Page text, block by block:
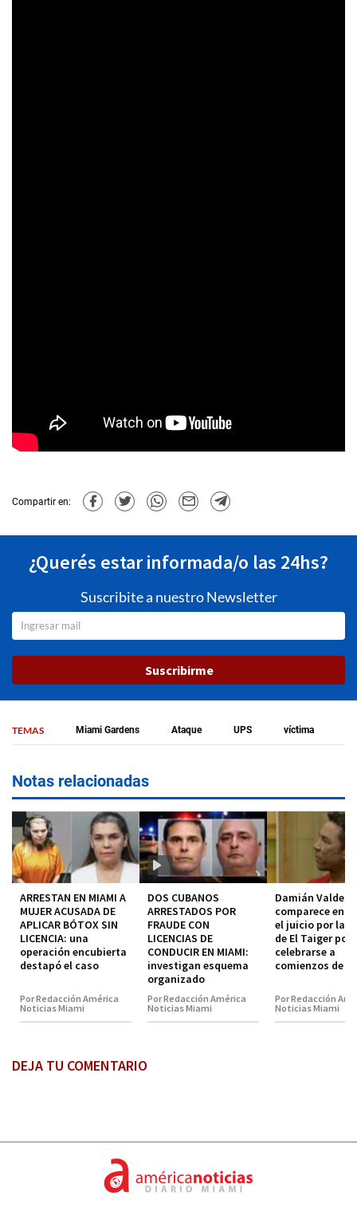
Compartir en:
¿Querés estar informada/o las 24hs?
Suscribite a nuestro Newsletter
Suscribirme
TEMAS Miami Gardens Ataque UPS víctima
Notas relacionadas
ARRESTAN EN MIAMI A
MUJER ACUSADA DE
APLICAR BÓTOX SIN
LICENCIA: una
operación encubierta
destapó el caso
Por Redacción América
Noticias Miami
DOS CUBANOS
ARRESTADOS POR
FRAUDE CON
LICENCIAS DE
CONDUCIR EN MIAMI:
investigan esquema
organizado
Por Redacción América
Noticias Miami
Damián Valdez
comparece en
el juicio por la
de El Taiger
celebrarse a
comienzos de
Por Redacción
Noticias Miami
DEJA TU COMENTARIO